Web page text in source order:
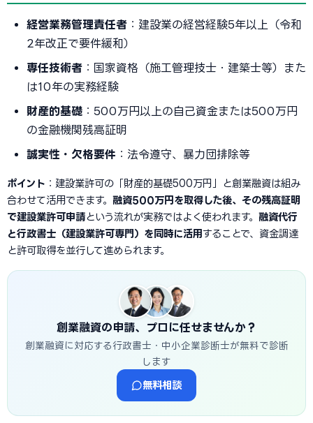
経営業務管理責任者 ：建設業の経営経験5年以上（令和
2年改正で要件緩和）
専任技術者 ：国家資格（施工管理技士・建築士等）また
は10年の実務経験
財産的基礎 ：500万円以上の自己資金または500万円
の金融機関残高証明
誠実性・欠格要件 ：法令遵守、暴力団排除等
ポイント ：建設業許可の「財産的基礎500万円」と創業融資は組み
合わせて活用できます。 融資500万円を取得した後、その残高証明
で建設業許可申請 という流れが実務ではよく使われます。 融資代行
と行政書士（建設業許可専門）を同時に活用 することで、資金調達
と許可取得を並行して進められます。
創業融資の申請、プロに任せませんか？
創業融資に対応する行政書士・中小企業診断士が無料で診断
します
無料相談